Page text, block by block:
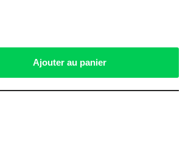
Ajouter au panier